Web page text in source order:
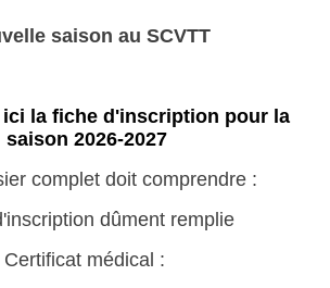
saison au SCVTT
ici la fiche d'inscription pour la
saison 2026-2027
complet doit comprendre :
dûment remplie
Certificat médical :